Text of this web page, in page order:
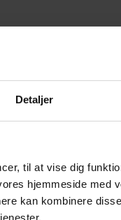
Detaljer
til at vise dig
hjemmeside med
kan kombinere